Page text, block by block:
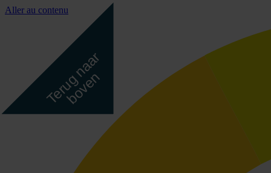
Aller au contenu